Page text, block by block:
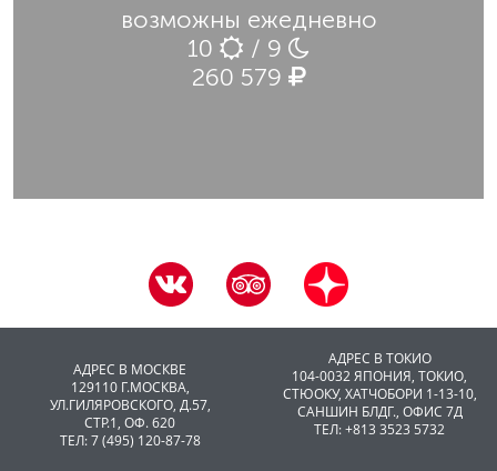
возможны ежедневно
10
/ 9
260 579
АДРЕС В МОСКВЕ
129110 Г.МОСКВА,
УЛ.ГИЛЯРОВСКОГО, Д.57,
СТР.1, ОФ. 620
ТЕЛ: 7 (495) 120-87-78
АДРЕС В ТОКИО
104-0032 ЯПОНИЯ, ТОКИО,
CТЮОКУ, ХАТЧОБОРИ 1-13-10,
САНШИН БЛДГ., ОФИС 7Д
ТЕЛ: +813 3523 5732